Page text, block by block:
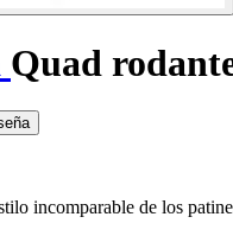
Quad
incomparable de los